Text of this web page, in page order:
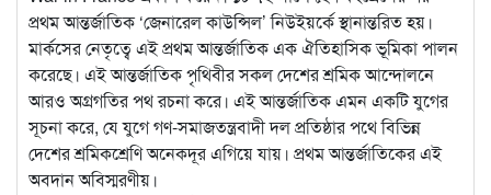
প্রথম আন্তর্জাতিক ‘জেনারেল কাউন্সিল’ নিউইয়র্কে স্থানান্তরিত হয়।
মার্কসের নেতৃত্বে এই প্রথম আন্তর্জাতিক এক ঐতিহাসিক ভূমিকা পালন
করেছে। এই আন্তর্জাতিক পৃথিবীর সকল দেশের শ্রমিক আন্দোলনে
আরও অগ্রগতির পথ রচনা করে। এই আন্তর্জাতিক এমন একটি যুগের
সূচনা করে, যে যুগে গণ-সমাজতন্ত্রবাদী দল প্রতিষ্ঠার পথে বিভিন্ন
দেশের শ্রমিকশ্রেণি অনেকদূর এগিয়ে যায়। প্রথম আন্তর্জাতিকের এই
অবদান অবিস্মরণীয়।